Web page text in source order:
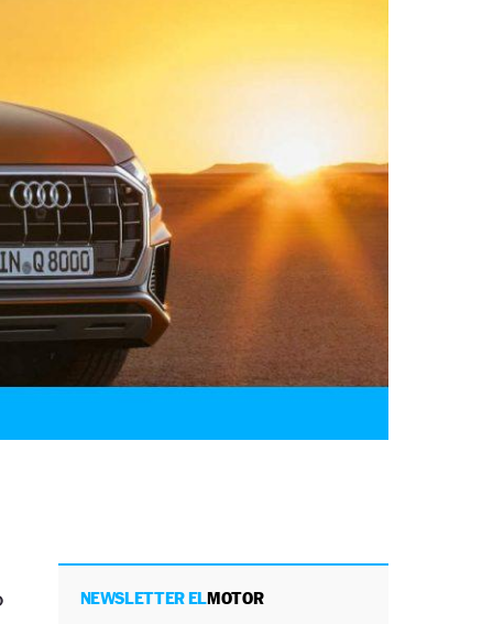
NEWSLETTER ELMOTOR